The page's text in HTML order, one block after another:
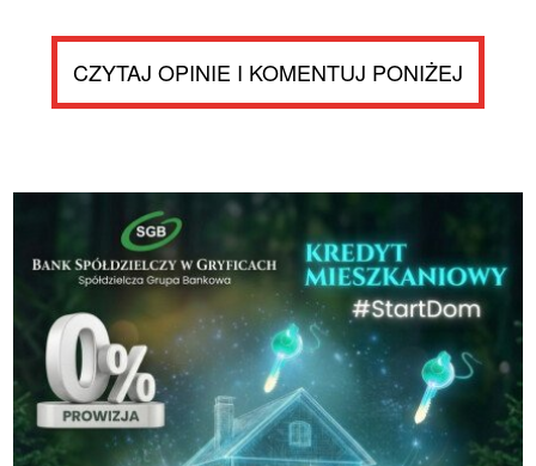
CZYTAJ OPINIE I KOMENTUJ PONIŻEJ